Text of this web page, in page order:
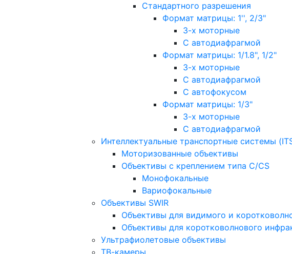
Стандартного разрешения
Формат матрицы: 1'', 2/3"
3-х моторные
С автодиафрагмой
Формат матрицы: 1/1.8", 1/2"
3-х моторные
С автодиафрагмой
С автофокусом
Формат матрицы: 1/3"
3-х моторные
С автодиафрагмой
Интеллектуальные транспортные системы
Моторизованные объективы
Объективы с креплением типа C/CS
Монофокальные
Вариофокальные
Объективы SWIR
Объективы для видимого и
Объективы для коротковолнового
Ультрафиолетовые объективы
ТВ-камеры